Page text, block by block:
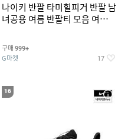
나이키 반팔 타미힐피거 반팔 남
녀공용 여름 반팔티 모음 여름
구매 999+
G마켓 17
16